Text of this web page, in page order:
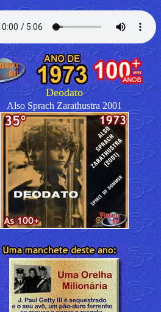
Deodato
Also Sprach Zarathustra 2001